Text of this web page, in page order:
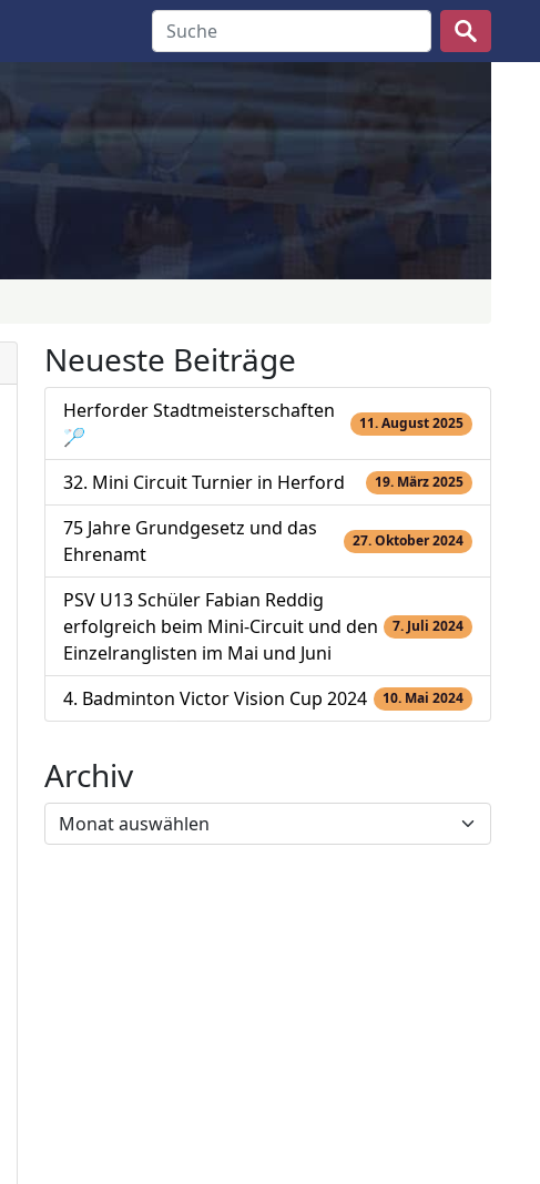
Suche nach:
Neueste Beiträge
Herforder Stadtmeisterschaften
🏸
11. August 2025
32. Mini Circuit Turnier in Herford 19. März 2025
75 Jahre Grundgesetz und das
Ehrenamt
27. Oktober 2024
PSV U13 Schüler Fabian Reddig
erfolgreich beim Mini-Circuit und den
Einzelranglisten im Mai und Juni
7. Juli 2024
4. Badminton Victor Vision Cup 2024 10. Mai 2024
Archiv
Archiv